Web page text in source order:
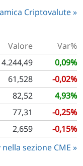
Criptovalute
Valore
Var%
4.244,49
0,09%
61,528
-0,02%
82,52
4,93%
77,31
-0,25%
2,659
-0,15%
sezione CME